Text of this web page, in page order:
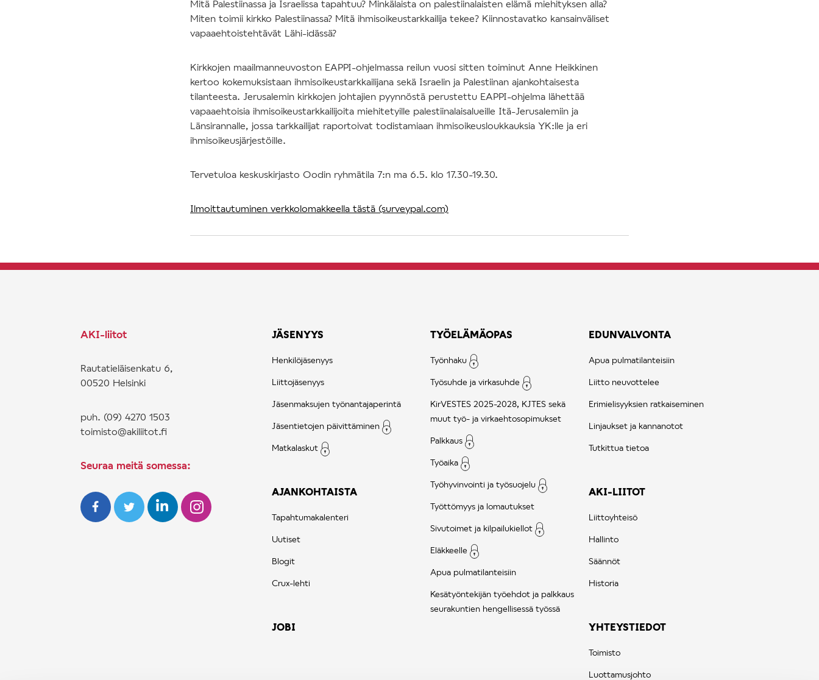
Mitä Palestiinassa ja Israelissa tapahtuu? Minkälaista on palestiinalaisten elämä miehityksen alla?
Miten toimii kirkko Palestiinassa? Mitä ihmisoikeustarkkailija tekee? Kiinnostavatko kansainväliset
vapaaehtoistehtävät Lähi-idässä?
Kirkkojen maailmanneuvoston EAPPI-ohjelmassa reilun vuosi sitten toiminut Anne Heikkinen
kertoo kokemuksistaan ihmisoikeustarkkailijana sekä Israelin ja Palestiinan ajankohtaisesta
tilanteesta. Jerusalemin kirkkojen johtajien pyynnöstä perustettu EAPPI-ohjelma lähettää
vapaaehtoisia ihmisoikeustarkkailijoita miehitetyille palestiinalaisalueille Itä-Jerusalemiin ja
Länsirannalle, jossa tarkkailijat raportoivat todistamiaan ihmisoikeusloukkauksia YK:lle ja eri
ihmisoikeusjärjestöille.
Tervetuloa keskuskirjasto Oodin ryhmätila 7:n ma 6.5. klo 17.30-19.30.
Ilmoittautuminen verkkolomakkeella tästä (surveypal.com)
AKI-liitot
Rautatieläisenkatu 6,
00520 Helsinki
puh. (09) 4270 1503
toimisto@akiliitot.fi
Seuraa meitä somessa:
JÄSENYYS
Henkilöjäsenyys
Liittojäsenyys
Jäsenmaksujen työnantajaperintä
Jäsentietojen päivittäminen
Matkalaskut
AJANKOHTAISTA
Tapahtumakalenteri
Uutiset
Blogit
Crux-lehti
JOBI
TYÖELÄMÄOPAS
Työnhaku
Työsuhde ja virkasuhde
KirVESTES 2025-2028, KJTES sekä
muut työ- ja virkaehtosopimukset
Palkkaus
Työaika
Työhyvinvointi ja työsuojelu
Työttömyys ja lomautukset
Sivutoimet ja kilpailukiellot
Eläkkeelle
Apua pulmatilanteisiin
Kesätyöntekijän työehdot ja palkkaus
seurakuntien hengellisessä työssä
EDUNVALVONTA
Apua pulmatilanteisiin
Liitto neuvottelee
Erimielisyyksien ratkaiseminen
Linjaukset ja kannanotot
Tutkittua tietoa
AKI-LIITOT
Liittoyhteisö
Hallinto
Säännöt
Historia
YHTEYSTIEDOT
Toimisto
Luottamusjohto